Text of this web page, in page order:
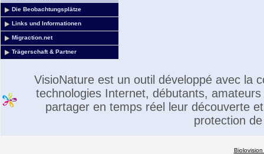
Die Beobachtungsplätze
Links und Informationen
Migraction.net
Trägerschaft & Partner
VisioNature est un outil développé avec la
technologies Internet, débutants,
partager en temps réel leur découverte
protection
Biolovision